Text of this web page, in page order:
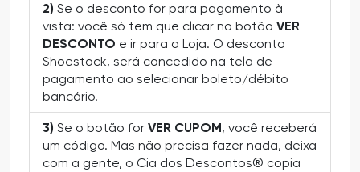
2) Se o desconto for para pagamento à
vista: você só tem que clicar no botão VER
DESCONTO e ir para a Loja. O desconto
Shoestock, será concedido na tela de
pagamento ao selecionar boleto/débito
bancário.
3) Se o botão for VER CUPOM, você receberá
um código. Mas não precisa fazer nada, deixa
com a gente, o Cia dos Descontos® copia